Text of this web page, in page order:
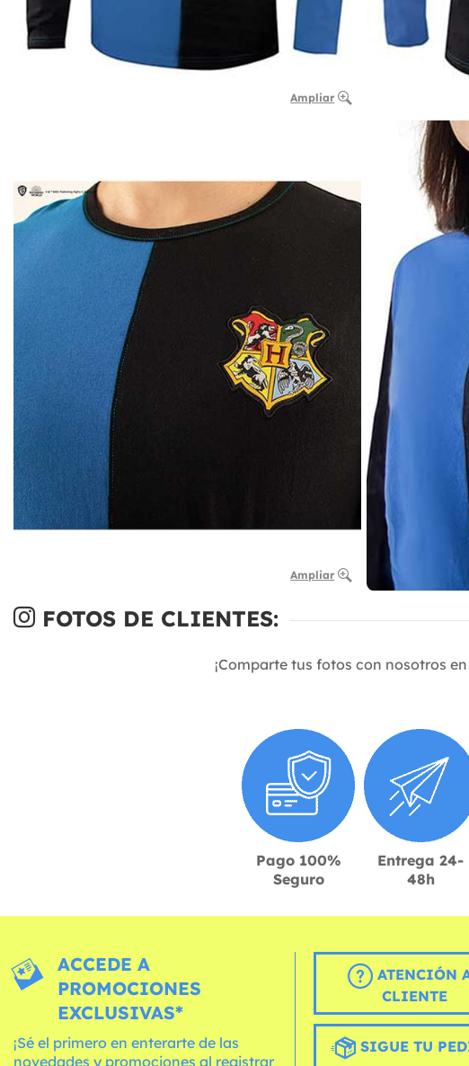
Ampliar
Ampliar
FOTOS DE CLIENTES:
¡Comparte tus fotos con nosotros en
Pago 100%
Seguro
Entrega 24-
48h
ACCEDE A
PROMOCIONES
EXCLUSIVAS*
¡Sé el primero en enterarte de las
novedades y promociones al registrar
ATENCIÓN
CLIENTE
SIGUE TU